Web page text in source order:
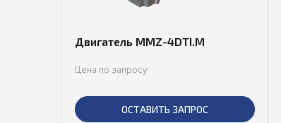
Двигатель MMZ-4DTI.M
Цена по запросу
ОСТАВИТЬ ЗАПРОС